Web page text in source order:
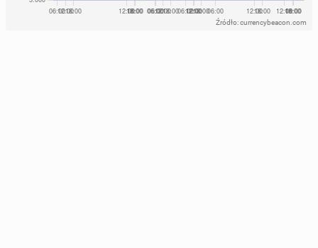
Źródło: currencybeacon.com